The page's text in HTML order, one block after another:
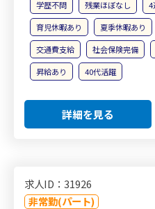
学歴不問 残業ほぼなし 4
育児休暇あり
夏季休暇あり
交通費支給
社会保険完備
昇給あり
40代活躍
詳細を見る
求人ID：31926
非常勤(パート)